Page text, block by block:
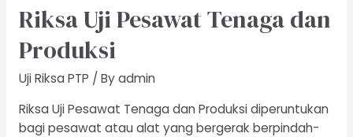
Riksa Uji Pesawat Tenaga dan
Produksi
Uji Riksa PTP / Byadmin
Riksa Uji Pesawat Tenaga dan Produksi diperuntukan
bagi pesawat atau alat yang bergerak berpindah-